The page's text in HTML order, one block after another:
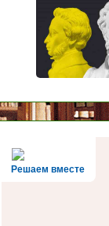
Решаем вместе